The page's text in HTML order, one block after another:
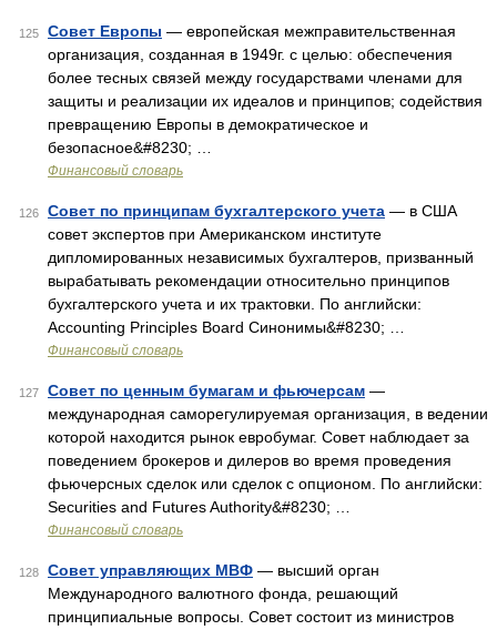
125 Совет Европы — европейская межправительственная
организация, созданная в 1949г. с целью: обеспечения
более тесных связей между государствами членами для
защиты и реализации их идеалов и принципов; содействия
превращению Европы в демократическое и
безопасное&#8230; …
Финансовый словарь
126 Совет по принципам бухгалтерского учета — в США
совет экспертов при Американском институте
дипломированных независимых бухгалтеров, призванный
вырабатывать рекомендации относительно принципов
бухгалтерского учета и их трактовки. По английски:
Accounting Principles Board Синонимы&#8230; …
Финансовый словарь
127 Совет по ценным бумагам и фьючерсам —
международная саморегулируемая организация, в ведении
которой находится рынок евробумаг. Совет наблюдает за
поведением брокеров и дилеров во время проведения
фьючерсных сделок или сделок с опционом. По английски:
Securities and Futures Authority&#8230; …
Финансовый словарь
128 Совет управляющих МВФ — высший орган
Международного валютного фонда, решающий
принципиальные вопросы. Совет состоит из министров